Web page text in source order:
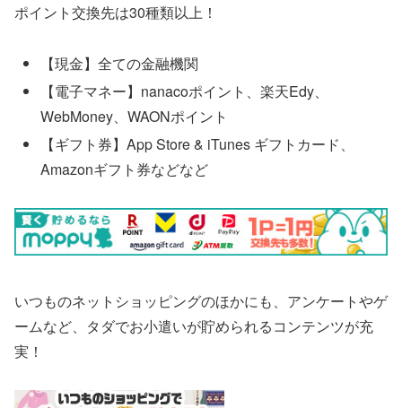
ポイント交換先は30種類以上！
【現金】全ての金融機関
【電子マネー】nanacoポイント、楽天Edy、
WebMoney、WAONポイント
【ギフト券】App Store & iTunes ギフトカード、
Amazonギフト券などなど
いつものネットショッピングのほかにも、アンケートやゲ
ームなど、タダでお小遣いが貯められるコンテンツが充
実！